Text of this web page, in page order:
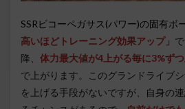
SSRビコーペガサス(パワー)の固有ボ
高いほどトレーニング効果アップ」 で
降、 体力最大値が4上がる毎に3%ず
で上がります。このグランドライブ
を上げる手段がないですが、自身の